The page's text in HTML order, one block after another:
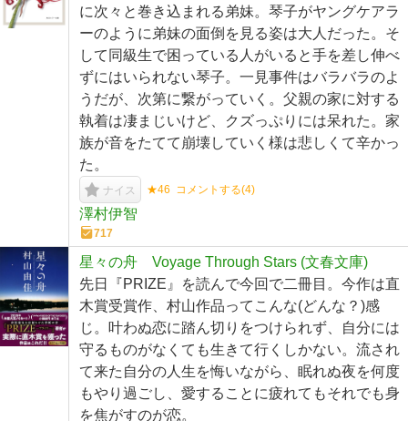
に次々と巻き込まれる弟妹。琴子がヤングケアラ
ーのように弟妹の面倒を見る姿は大人だった。そ
して同級生で困っている人がいると手を差し伸べ
ずにはいられない琴子。一見事件はバラバラのよ
うだが、次第に繋がっていく。父親の家に対する
執着は凄まじいけど、クズっぷりには呆れた。家
族が音をたてて崩壊していく様は悲しくて辛かっ
た。
ナイス ★46 コメントする(4)
澤村伊智
717
星々の舟 Voyage Through Stars (文春文庫)
先日『PRIZE』を読んで今回で二冊目。今作は直
木賞受賞作、村山作品ってこんな(どんな？)感
じ。叶わぬ恋に踏ん切りをつけられず、自分には
守るものがなくても生きて行くしかない。流され
て来た自分の人生を悔いながら、眠れぬ夜を何度
もやり過ごし、愛することに疲れてもそれでも身
を焦がすのが恋。